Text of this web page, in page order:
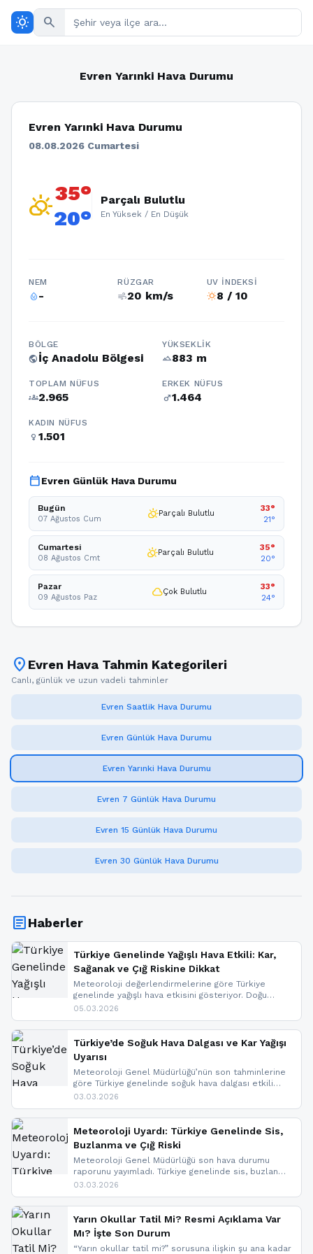
wb_sunny search
Evren Yarınki Hava Durumu
Evren Yarınki Hava Durumu
08.08.2026 Cumartesi
partly_cloudy_day35°
20°
Parçalı Bulutlu
En Yüksek / En Düşük
NEM
humidity_percentage-
RÜZGAR
air20 km/s
UV İNDEKSI
wb_sunny8 / 10
BÖLGE
publicİç Anadolu Bölgesi
YÜKSEKLIK
terrain883 m
TOPLAM NÜFUS
groups2.965
ERKEK NÜFUS
male1.464
KADIN NÜFUS
female 1.501
calendar_todayEvren Günlük Hava Durumu
Bugün
07 Ağustos Cum partly_cloudy_dayParçalı Bulutlu
33°
21°
Cumartesi
08 Ağustos Cmt partly_cloudy_dayParçalı Bulutlu
35°
20°
Pazar
09 Ağustos Paz cloudÇok Bulutlu
33°
24°
location_on Evren Hava Tahmin Kategorileri
Canlı, günlük ve uzun vadeli tahminler
Evren Saatlik Hava Durumu
Evren Günlük Hava Durumu
Evren Yarınki Hava Durumu
Evren 7 Günlük Hava Durumu
Evren 15 Günlük Hava Durumu
Evren 30 Günlük Hava Durumu
articleHaberler
Türkiye Genelinde Yağışlı Hava Etkili: Kar,
Sağanak ve Çığ Riskine Dikkat
Meteoroloji değerlendirmelerine göre Türkiye
genelinde yağışlı hava etkisini gösteriyor. Doğu
bölgelerinde kar yağışı beklenirken Marmara ve
ise çığ tehlikesi bulunuyor. İç kesimlerde sis ve pus
nedeniyle görüş mesafesinde azalma
yaşanabileceği belirtiliyor.
05.03.2026
Türkiye’de Soğuk Hava Dalgası ve Kar Yağışı
Uyarısı
Meteoroloji Genel Müdürlüğü’nün son tahminlerine
göre Türkiye genelinde soğuk hava dalgası etkili
oluyor. Birçok il için kar yağışı ve buzlanma uyarısı
03.03.2026
Meteoroloji Uyardı: Türkiye Genelinde Sis,
Buzlanma ve Çığ Riski
Meteoroloji Genel Müdürlüğü son hava durumu
raporunu yayımladı. Türkiye genelinde sis, buzlanma
ve don beklenirken Doğu Anadolu ve Doğu
yapıldı. İşte son dakika meteoroloji gelişmeleri.
03.03.2026
Yarın Okullar Tatil Mi? Resmi Açıklama Var
Mı? İşte Son Durum
“Yarın okullar tatil mi?” sorusuna ilişkin şu ana kadar